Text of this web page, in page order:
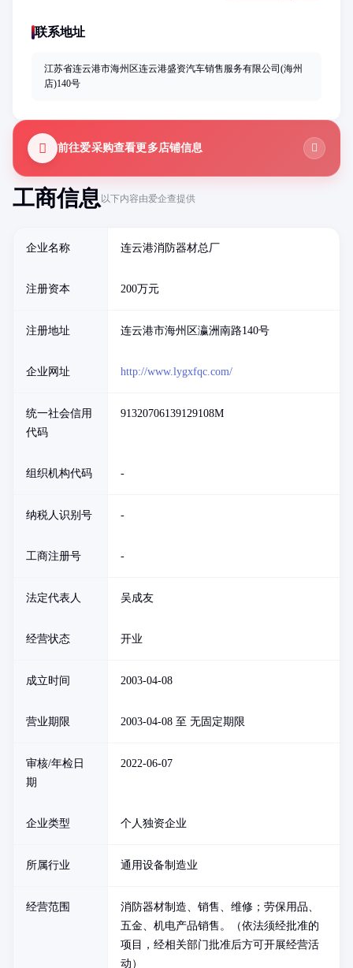
工商信息以下内容由爱企查提供
企业名称 连云港消防器材总厂
注册资本 200万元
注册地址 连云港市海州区瀛洲南路140号
企业网址 http://www.lygxfqc.com/
统一社会信用
代码
91320706139129108M
组织机构代码 -
纳税人识别号 -
工商注册号 -
法定代表人 吴成友
经营状态 开业
成立时间 2003-04-08
营业期限 2003-04-08 至 无固定期限
审核/年检日
期
2022-06-07
企业类型 个人独资企业
所属行业 通用设备制造业
经营范围
消防器材制造、销售、维修；劳保用品、
五金、机电产品销售。（依法须经批准的
项目，经相关部门批准后方可开展经营活
动）
联系地址
江苏省连云港市海州区连云港盛资汽车销售服务有限公司(海州
店)140号
前往爱采购查看更多店铺信息